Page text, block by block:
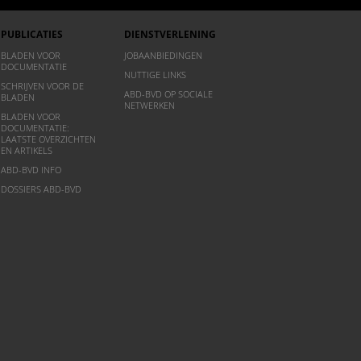
PUBLICATIES
BLADEN VOOR
DOCUMENTATIE
SCHRIJVEN VOOR DE
BLADEN
BLADEN VOOR
DOCUMENTATIE:
LAATSTE OVERZICHTEN
EN ARTIKELS
ABD-BVD INFO
DOSSIERS ABD-BVD
DIENSTVERLENING
JOBAANBIEDINGEN
NUTTIGE LINKS
ABD-BVD OP SOCIALE
NETWERKEN